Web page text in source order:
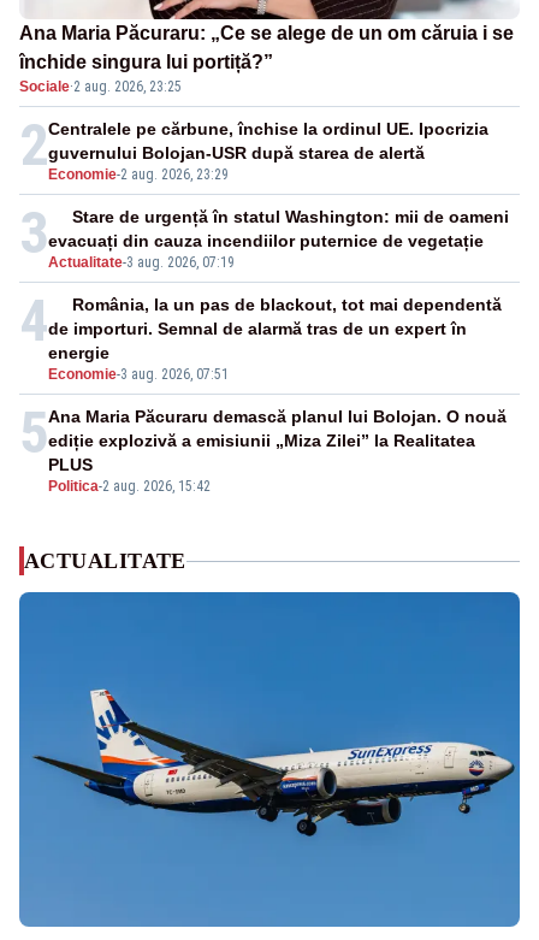
Ana Maria Păcuraru: „Ce se alege de un om căruia i se
închide singura lui portiță?”
Sociale·2 aug. 2026, 23:25
2 Economie-2 aug. 2026, 23:29
Centralele pe cărbune, închise la ordinul UE. Ipocrizia
guvernului Bolojan-USR după starea de alertă
3Actualitate-3 aug. 2026, 07:19
Stare de urgență în statul Washington: mii de oameni
evacuați din cauza incendiilor puternice de vegetație
4
Economie-3 aug. 2026, 07:51
România, la un pas de blackout, tot mai dependentă
de importuri. Semnal de alarmă tras de un expert în
energie
5
Politica-2 aug. 2026, 15:42
Ana Maria Păcuraru demască planul lui Bolojan. O nouă
ediție explozivă a emisiunii „Miza Zilei” la Realitatea
PLUS
ACTUALITATE